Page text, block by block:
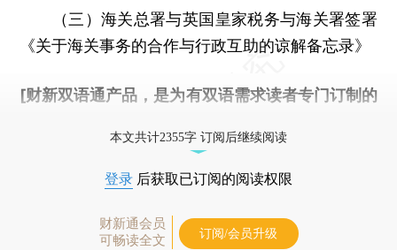
（三）海关总署与英国皇家税务与海关署签署
《关于海关事务的合作与行政互助的谅解备忘录》
[财新双语通产品，是为有双语需求读者专门订制的
本文共计2355字 订阅后继续阅读
登录 后获取已订阅的阅读权限
财新通会员
可畅读全文
订阅/会员升级